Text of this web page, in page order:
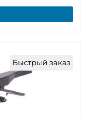
Быстрый заказ